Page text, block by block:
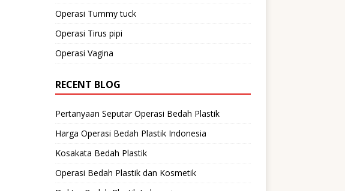
Operasi Tummy tuck
Operasi Tirus pipi
Operasi Vagina
RECENT BLOG
Pertanyaan Seputar Operasi Bedah Plastik
Harga Operasi Bedah Plastik Indonesia
Kosakata Bedah Plastik
Operasi Bedah Plastik dan Kosmetik